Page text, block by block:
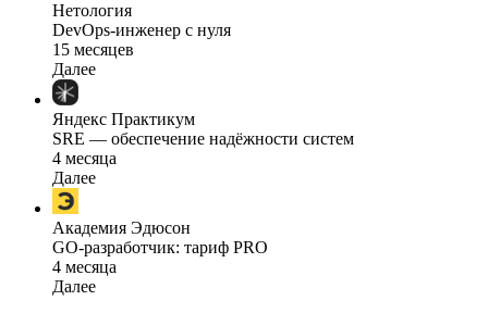
Нетология
DevOps-инженер с нуля
15 месяцев
Далее
Яндекс Практикум
SRE — обеспечение надёжности систем
4 месяца
Далее
Академия Эдюсон
GO-разработчик: тариф PRO
4 месяца
Далее